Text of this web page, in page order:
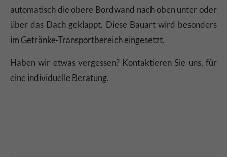
automatisch die obere Bordwand nach oben unter oder
über das Dach geklappt. Diese Bauart wird besonders
im Getränke-Transportbereich eingesetzt.
Haben wir etwas vergessen? Kontaktieren Sie uns, für
eine individuelle Beratung.